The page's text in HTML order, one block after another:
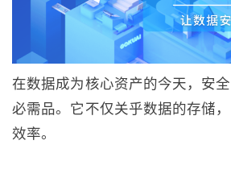
在数据成为核心资产的今天，安
必需品。它不仅关乎数据的存储
效率。